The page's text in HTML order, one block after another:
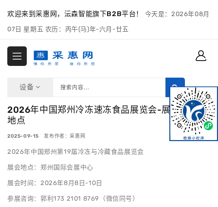
欢迎来到采惠网，沄森智能旗下B2B平台！ 今天是：2026年08月
07日 星期五 农历：丙午(马)年-六月-廿五
设备
2026年中国郑州冷冻速冻食品展览会-展会时间及
地点
2025-09-15 发布作者：采惠网
2026年中国郑州第19届冷冻与冷藏食品展览会
展会地点：郑州国际会展中心
展会时间：2026年8月8日-10日
参展咨询：郭利173 2101 8769（微信同号）